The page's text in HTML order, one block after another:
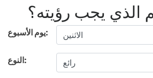
الذي يجب رؤيته؟
يوم الأسبوع:
النوع: